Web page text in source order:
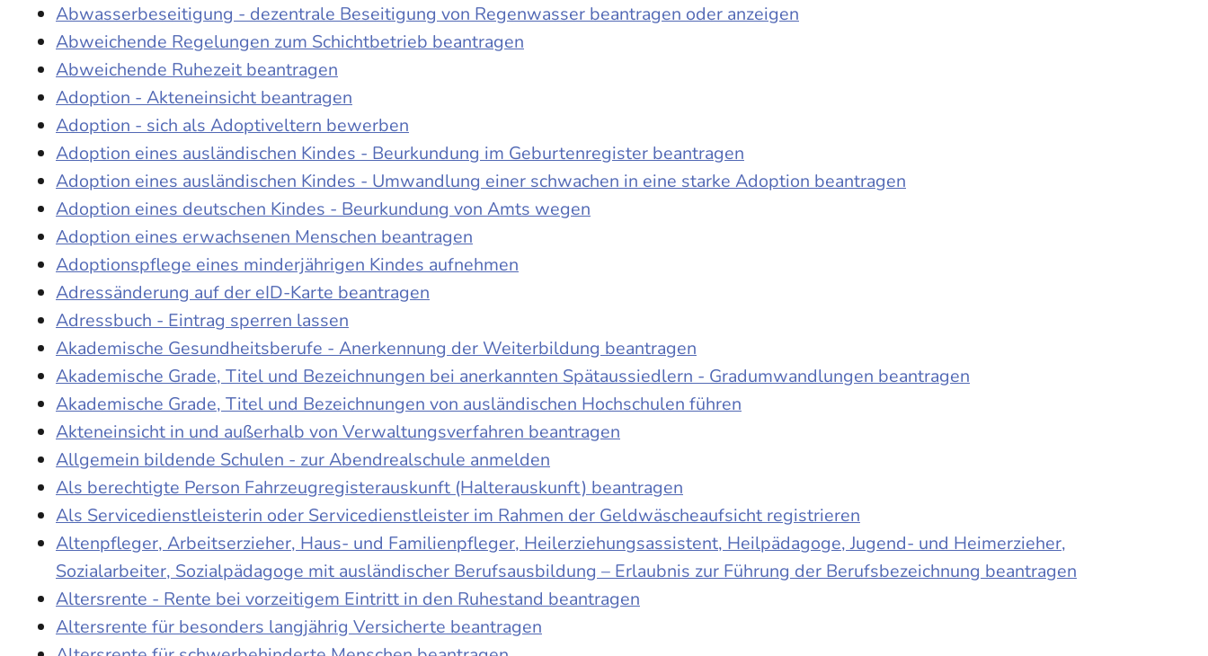
Abwasserbeseitigung - dezentrale Beseitigung von Regenwasser beantragen oder anzeigen
Abweichende Regelungen zum Schichtbetrieb beantragen
Abweichende Ruhezeit beantragen
Adoption - Akteneinsicht beantragen
Adoption - sich als Adoptiveltern bewerben
Adoption eines ausländischen Kindes - Beurkundung im Geburtenregister beantragen
Adoption eines ausländischen Kindes - Umwandlung einer schwachen in eine starke Adoption beantragen
Adoption eines deutschen Kindes - Beurkundung von Amts wegen
Adoption eines erwachsenen Menschen beantragen
Adoptionspflege eines minderjährigen Kindes aufnehmen
Adressänderung auf der eID-Karte beantragen
Adressbuch - Eintrag sperren lassen
Akademische Gesundheitsberufe - Anerkennung der Weiterbildung beantragen
Akademische Grade, Titel und Bezeichnungen bei anerkannten Spätaussiedlern - Gradumwandlungen beantragen
Akademische Grade, Titel und Bezeichnungen von ausländischen Hochschulen führen
Akteneinsicht in und außerhalb von Verwaltungsverfahren beantragen
Allgemein bildende Schulen - zur Abendrealschule anmelden
Als berechtigte Person Fahrzeugregisterauskunft (Halterauskunft) beantragen
Als Servicedienstleisterin oder Servicedienstleister im Rahmen der Geldwäscheaufsicht registrieren
Altenpfleger, Arbeitserzieher, Haus- und Familienpfleger, Heilerziehungsassistent, Heilpädagoge, Jugend- und Heimerzieher,
Sozialarbeiter, Sozialpädagoge mit ausländischer Berufsausbildung – Erlaubnis zur Führung der Berufsbezeichnung beantragen
Altersrente - Rente bei vorzeitigem Eintritt in den Ruhestand beantragen
Altersrente für besonders langjährig Versicherte beantragen